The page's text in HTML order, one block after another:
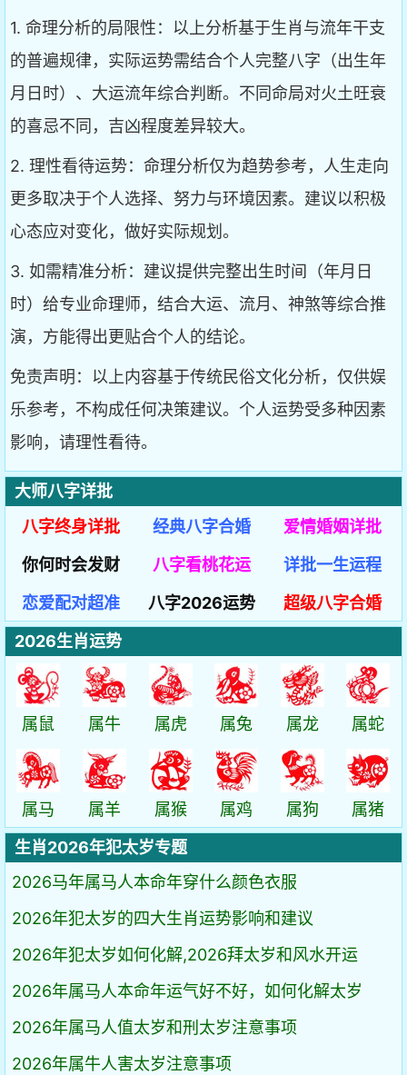
1. 命理分析的局限性：以上分析基于生肖与流年干支
的普遍规律，实际运势需结合个人完整八字（出生年
月日时）、大运流年综合判断。不同命局对火土旺衰
的喜忌不同，吉凶程度差异较大。
2. 理性看待运势：命理分析仅为趋势参考，人生走向
更多取决于个人选择、努力与环境因素。建议以积极
心态应对变化，做好实际规划。
3. 如需精准分析：建议提供完整出生时间（年月日
时）给专业命理师，结合大运、流月、神煞等综合推
演，方能得出更贴合个人的结论。
免责声明：以上内容基于传统民俗文化分析，仅供娱
乐参考，不构成任何决策建议。个人运势受多种因素
影响，请理性看待。
大师八字详批
八字终身详批
经典八字合婚
爱情婚姻详批
你何时会发财
八字看桃花运
详批一生运程
恋爱配对超准
八字2026运势
超级八字合婚
2026生肖运势
属鼠 属牛 属虎 属兔 属龙 属蛇
属马 属羊 属猴 属鸡 属狗
属猪
生肖2026年犯太岁专题
2026马年属马人本命年穿什么颜色衣服
2026年犯太岁的四大生肖运势影响和建议
2026年犯太岁如何化解,2026拜太岁和风水开运
2026年属马人本命年运气好不好，如何化解太岁
2026年属马人值太岁和刑太岁注意事项
2026年属牛人害太岁注意事项